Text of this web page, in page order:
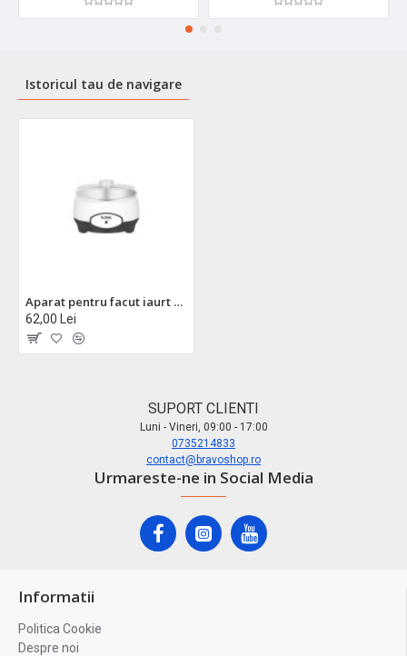
Istoricul tau de navigare
Aparat pentru facut iaurt floria zln4086 - capacitate 1000ml, recipient inox, functionare automata, 15w
62,00 Lei
SUPORT CLIENTI
Luni - Vineri, 09:00 - 17:00
0735214833
contact@bravoshop.ro
Urmareste-ne in Social Media
Informatii
Politica Cookie
Despre noi